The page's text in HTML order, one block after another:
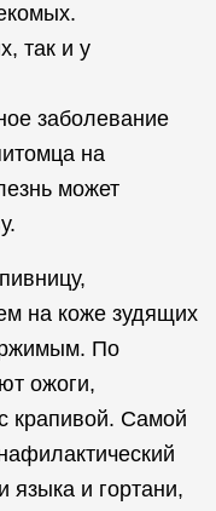
так и у
заболевание
на
может
на коже зудящих
По
ожоги,
крапивой. Самой
и гортани,